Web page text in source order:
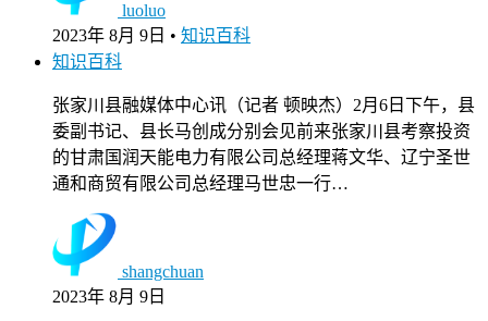
luoluo
2023年 8月 9日 • 知识百科
知识百科
张家川县融媒体中心讯（记者 顿映杰）2月6日下午，县
委副书记、县长马创成分别会见前来张家川县考察投资
的甘肃国润天能电力有限公司总经理蒋文华、辽宁圣世
通和商贸有限公司总经理马世忠一行…
shangchuan
2023年 8月 9日